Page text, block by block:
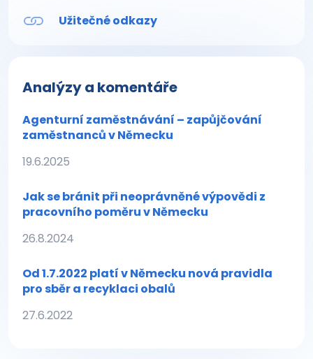
Užitečné odkazy
Analýzy a komentáře
Agenturní zaměstnávání – zapůjčování
zaměstnanců v Německu
19.6.2025
Jak se bránit při neoprávněné výpovědi z
pracovního poměru v Německu
26.8.2024
Od 1.7.2022 platí v Německu nová pravidla
pro sběr a recyklaci obalů
27.6.2022